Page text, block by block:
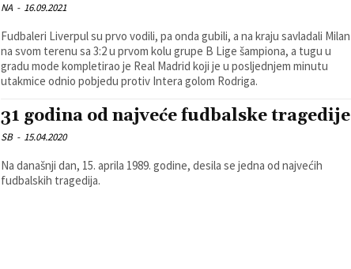
NA - 16.09.2021
Fudbaleri Liverpul su prvo vodili, pa onda gubili, a na kraju savladali Milan
na svom terenu sa 3:2 u prvom kolu grupe B Lige šampiona, a tugu u
gradu mode kompletirao je Real Madrid koji je u posljednjem minutu
utakmice odnio pobjedu protiv Intera golom Rodriga.
31 godina od najveće fudbalske tragedije
SB - 15.04.2020
Na današnji dan, 15. aprila 1989. godine, desila se jedna od najvećih
fudbalskih tragedija.